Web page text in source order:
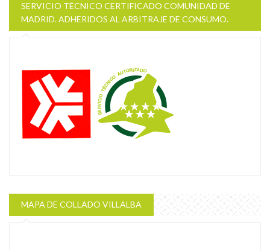
SERVICIO TÉCNICO CERTIFICADO COMUNIDAD DE
MADRID. ADHERIDOS AL ARBITRAJE DE CONSUMO.
MAPA DE COLLADO VILLALBA